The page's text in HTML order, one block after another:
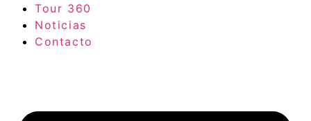
Tour 360
Noticias
Contacto